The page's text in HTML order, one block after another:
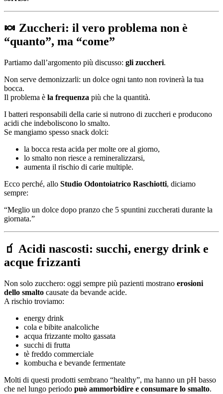
🍬 Zuccheri: il vero problema non è
“quanto”, ma “come”
Partiamo dall’argomento più discusso: gli zuccheri.
Non serve demonizzarli: un dolce ogni tanto non rovinerà la tua
bocca.
Il problema è la frequenza più che la quantità.
I batteri responsabili della carie si nutrono di zuccheri e producono
acidi che indeboliscono lo smalto.
Se mangiamo spesso snack dolci:
la bocca resta acida per molte ore al giorno,
lo smalto non riesce a remineralizzarsi,
aumenta il rischio di carie multiple.
Ecco perché, allo Studio Odontoiatrico Raschiotti, diciamo
sempre:
“Meglio un dolce dopo pranzo che 5 spuntini zuccherati durante la
giornata.”
🧃 Acidi nascosti: succhi, energy drink e
acque frizzanti
Non solo zucchero: oggi sempre più pazienti mostrano erosioni
dello smalto causate da bevande acide.
A rischio troviamo:
energy drink
cola e bibite analcoliche
acqua frizzante molto gassata
succhi di frutta
tè freddo commerciale
kombucha e bevande fermentate
Molti di questi prodotti sembrano “healthy”, ma hanno un pH basso
che nel lungo periodo può ammorbidire e consumare lo smalto.